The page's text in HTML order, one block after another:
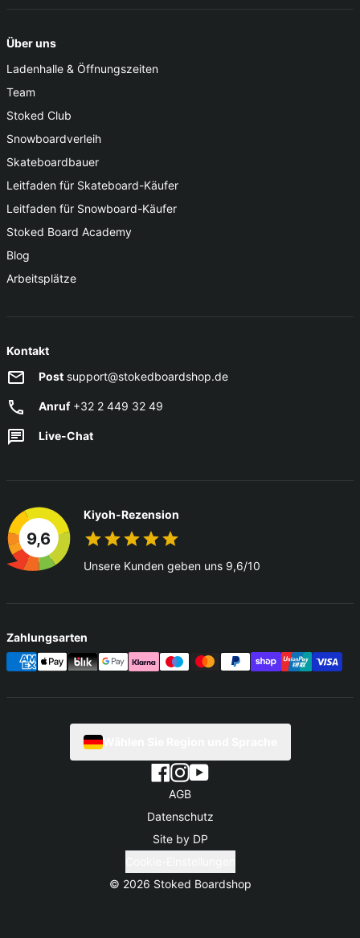
Über uns
Ladenhalle & Öffnungszeiten
Team
Stoked Club
Snowboardverleih
Skateboardbauer
Leitfaden für Skateboard-Käufer
Leitfaden für Snowboard-Käufer
Stoked Board Academy
Blog
Arbeitsplätze
Kontakt
Post support@stokedboardshop.de
Anruf+32 2 449 32 49
Live-Chat
9,6
Kiyoh-Rezension
Unsere Kunden geben uns 9,6/10
Zahlungsarten
Wählen Sie Region und Sprache
AGB
Datenschutz
Site by DP
© 2026 Stoked Boardshop